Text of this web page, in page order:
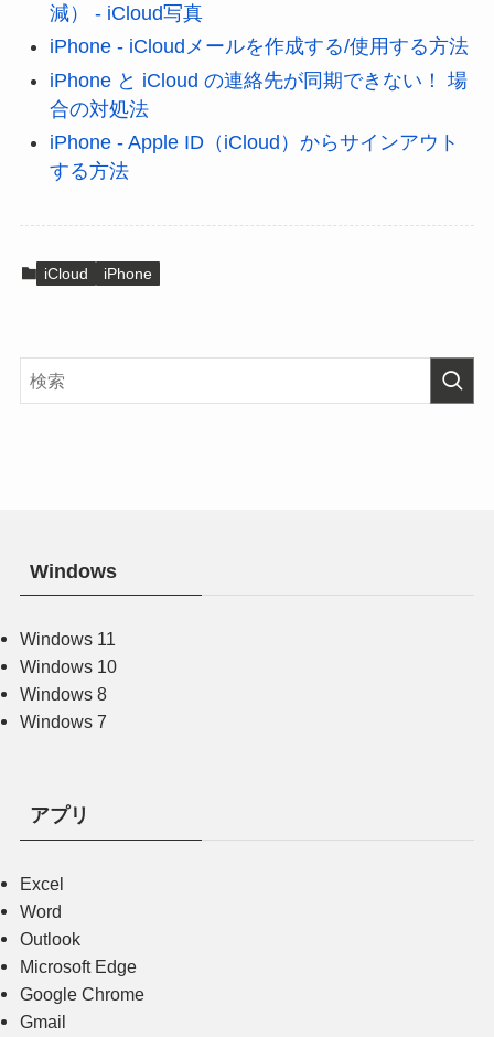
減） - iCloud写真
iPhone - iCloudメールを作成する/使用する方法
iPhone と iCloud の連絡先が同期できない！ 場
合の対処法
iPhone - Apple ID（iCloud）からサインアウト
する方法
iCloud iPhone
Windows
Windows 11
Windows 10
Windows 8
Windows 7
アプリ
Excel
Word
Outlook
Microsoft Edge
Google Chrome
Gmail